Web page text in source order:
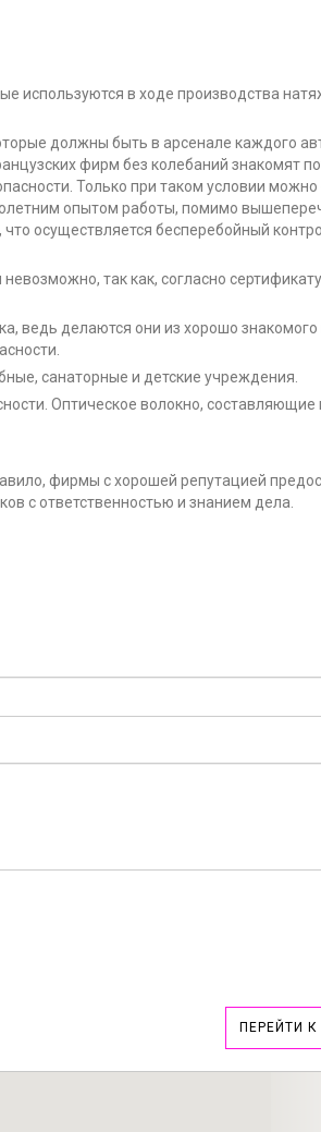
используются в ходе производства
должны быть в арсенале каждого
фирм без колебаний знакомят
Только при таком условии
опытом работы, помимо
осуществляется бесперебойный
так как, согласно
ведь делаются они из хорошо
санаторные и детские учреждения.
Оптическое волокно, составляющие
фирмы с хорошей репутацией
с ответственностью и знанием дела.
ПЕРЕЙТИ